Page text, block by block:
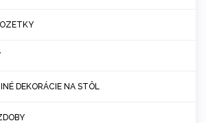
DEKORÁCIE NA STÔL